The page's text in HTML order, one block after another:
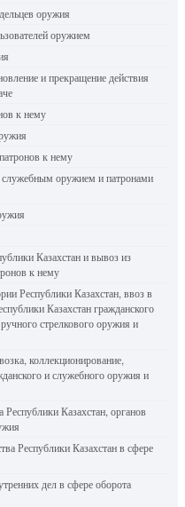
оружия
оружием
и прекращение действия
к нему
к нему
служебным оружием и патронами
Казахстан и вывоз из
к нему
Республики Казахстан, ввоз в
Казахстан гражданского
стрелкового оружия и
коллекционирование,
и служебного оружия и
Казахстан, органов
Республики Казахстан в сфере
дел в сфере оборота